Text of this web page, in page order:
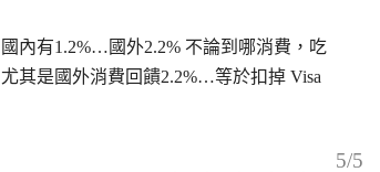
內有1.2%…國外2.2% 不論到哪消費，吃
其是國外消費回饋2.2%…等於扣掉 Visa
5/5